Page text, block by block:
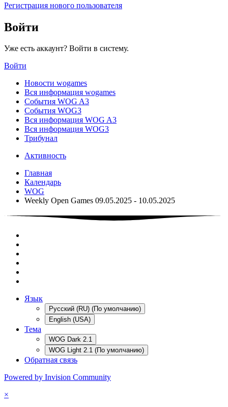
Регистрация нового пользователя
Войти
Уже есть аккаунт? Войти в систему.
Войти
Новости wogames
Вся информация wogames
События WOG A3
События WOG3
Вся информация WOG A3
Вся информация WOG3
Трибунал
Активность
Главная
Календарь
WOG
Weekly Open Games 09.05.2025 - 10.05.2025
Язык
Русский (RU) (По умолчанию)
English (USA)
Тема
WOG Dark 2.1
WOG Light 2.1 (По умолчанию)
Обратная связь
Powered by Invision Community
×